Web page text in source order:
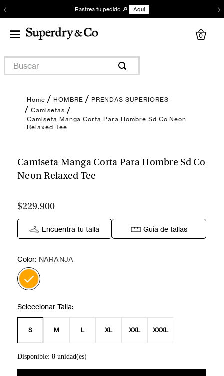
‹ Actualiza tu clóset 💙 ›
0
Buscar
HOMBRE
PRENDAS SUPERIORES
Camisetas
Camiseta Manga Corta Para Hombre Sd Co Neon
Relaxed Tee
Camiseta Manga Corta Para Hombre Sd Co
Neon Relaxed Tee
$229.900
Encuentra tu talla Guía de tallas
Color: NARANJA
S M L XL XXL XXXL
Disponible: 8 unidad(es)